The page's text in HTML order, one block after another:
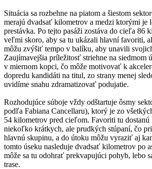
Situácia sa rozbehne na piatom a šiestom
merajú dvadsať kilometrov a medzi ktorými je
prestávka. Po tejto pasáži zostáva do cieľa 86
veľmi skoro, aby sa tu ukázali hlavní favoriti,
môžu zvýšiť tempo v balíku, aby unavili
Zaujímavejšia príležitosť striehne na siedmom
v miernom kopci, čo môže motivovať k
dopredu kandidáti na titul, zo strany menej
uvidíme snahu zdramatizovať podujatie.
Rozhodujúce súboje vždy odštartuje ôsmy
podľa Fabiana Cancellaru), ktorý je zo
54 kilometrov pred cieľom. Favoriti tu dostanú
niekoľko krátkych, ale prudkých stúpaní, čo
hlavnú skupinu, a do útoku môžu vyraziť aj
tomto úseku nasleduje dvadsať kilometrov po
môže sa tu odohrať prekvapujúci pohyb, lebo
trase.